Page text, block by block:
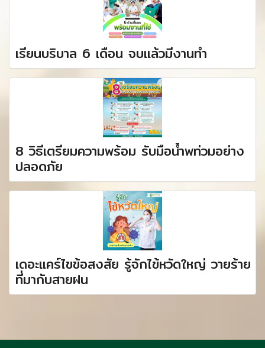
เรียนบริบาล 6 เดือน จบแล้วมีงานทำ
8 วิธีเตรียมความพร้อม รับมือน้ำพท่วมอย่าง
ปลอดภัย
เดอะแคร์ไขข้อสงสัย รู้จักไข้หวัดใหญ่ วายร้าย
ที่มากับสายฝน